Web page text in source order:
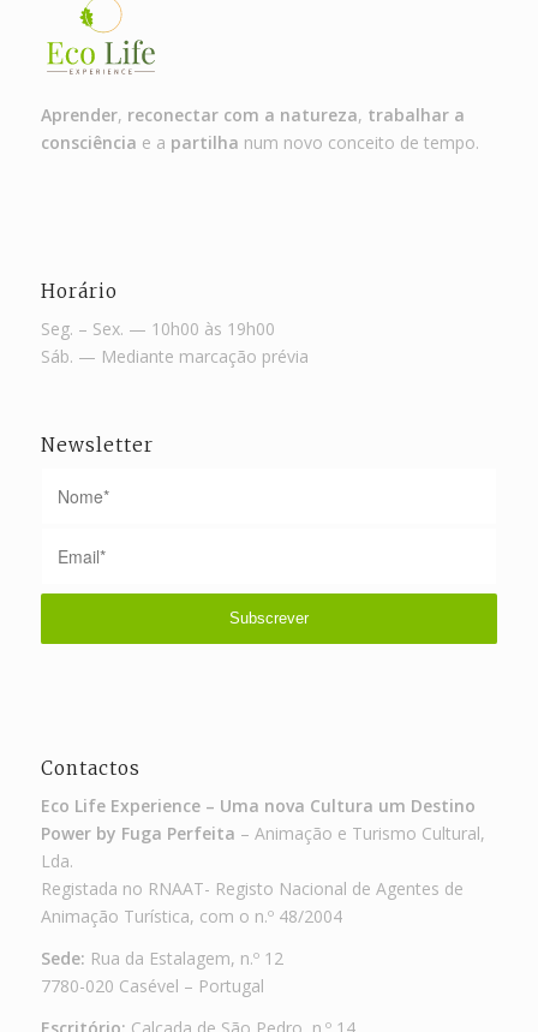
Aprender, reconectar com a natureza, trabalhar a
consciência e a partilha num novo conceito de tempo.
Horário
Seg. – Sex. — 10h00 às 19h00
Sáb. — Mediante marcação prévia
Newsletter
Contactos
Eco Life Experience – Uma nova Cultura um Destino
Power by Fuga Perfeita – Animação e Turismo Cultural,
Lda.
Registada no RNAAT- Registo Nacional de Agentes de
Animação Turística, com o n.º 48/2004
Sede: Rua da Estalagem, n.º 12
7780-020 Casével – Portugal